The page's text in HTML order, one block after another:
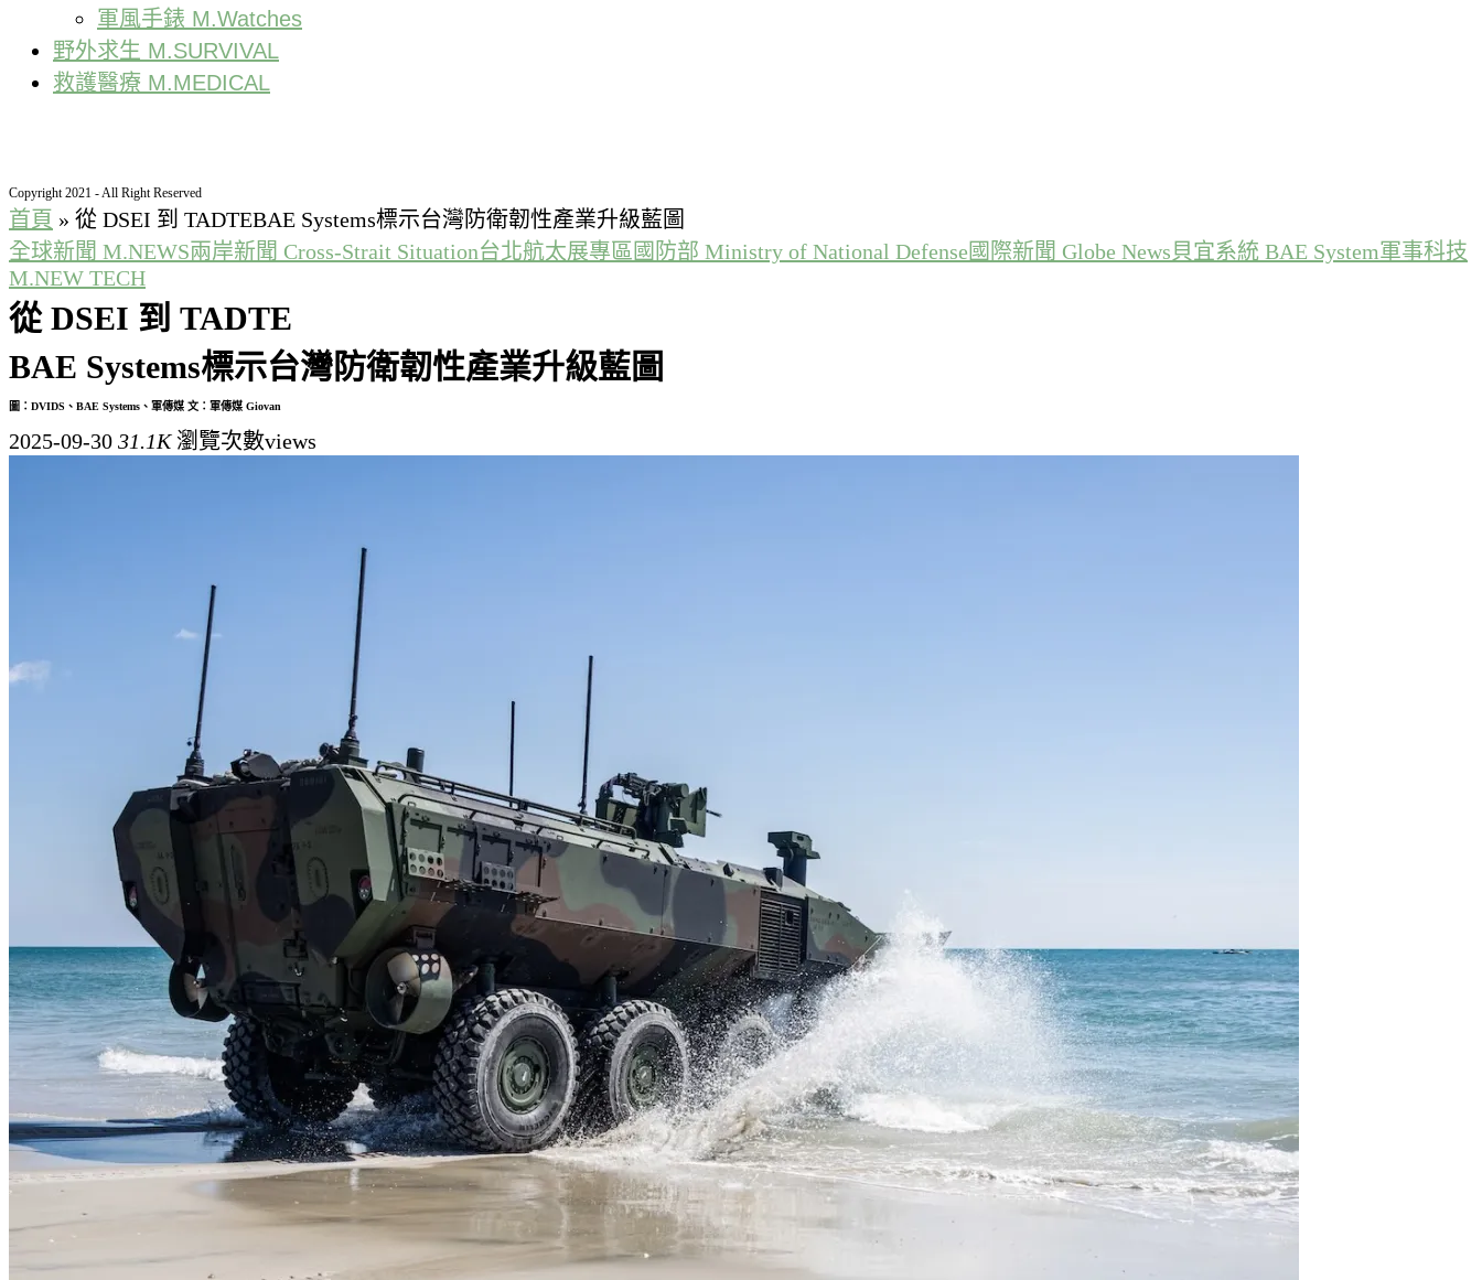
軍風手錶 M.Watches
野外求生 M.SURVIVAL
救護醫療 M.MEDICAL
Copyright 2021 - All Right Reserved
首頁 » 從 DSEI 到 TADTEBAE Systems標示台灣防衛韌性產業升級藍圖
全球新聞 M.NEWS兩岸新聞 Cross-Strait Situation台北航太展專區 國防部 Ministry of National Defense 國際新聞 Globe News貝宜系統 BAE System軍事科技
M.NEW TECH
從 DSEI 到 TADTE
BAE Systems標示台灣防衛韌性產業升級藍圖
圖：DVIDS、BAE Systems、軍傳媒 文：軍傳媒 Giovan
2025-09-30 31.1K瀏覽次數views